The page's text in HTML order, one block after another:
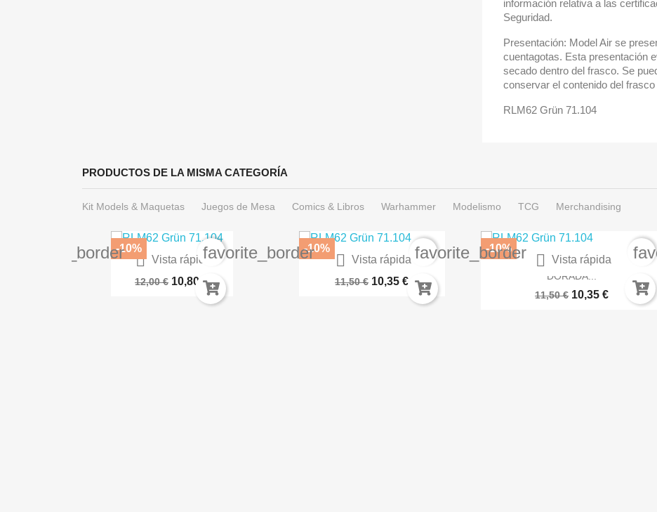
información relativa a las
Seguridad.
Presentación: Model Air se
cuentagotas. Esta presentación
secado dentro del frasco. Se
conservar el contenido del
RLM62 Grün 71.104
PRODUCTOS DE LA MISMA CATEGORÍA
Kit Models & Maquetas Juegos de Mesa Comics & Libros Warhammer Modelismo TCG Merchandising
favorite_border  Vista rápida
Paleta Servocráneo 66-32
12,00 € 10,80 €
-10% favorite_border  Vista rápida
BARNIZ SEMIBRILLANTE EN...
11,50 € 10,35 €
-10% favorite_border  Vista rápida
SPRAY COLOR ARMADURA
DORADA...
11,50 € 10,35 €
-10%